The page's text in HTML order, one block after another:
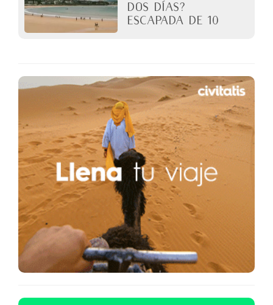
dos días?
Escapada de 10